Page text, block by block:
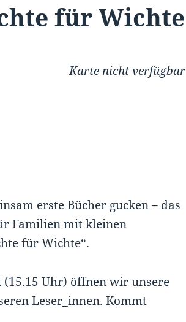
für Wichte
Karte nicht verfügbar
erste Bücher gucken – das
Familien mit kleinen
für Wichte“.
Uhr) öffnen wir unsere
Leser_innen. Kommt